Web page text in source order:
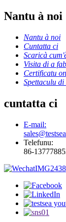
Nantu à noi
Nantu à noi
Cuntatta ci
Scaricà
Visita di a
Certificatu
Spettaculu
cuntatta ci
E-mail:
Telefunu:
86-